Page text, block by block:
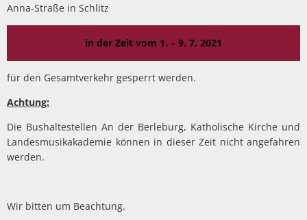
Anna-Straße in Schlitz
in der Zeit vom 1. – 9. 7. 2021
für den Gesamtverkehr gesperrt werden.
Achtung:
Die Bushaltestellen An der Berleburg, Katholische Kirche und
Landesmusikakademie können in dieser Zeit nicht angefahren
werden.
Wir bitten um Beachtung.